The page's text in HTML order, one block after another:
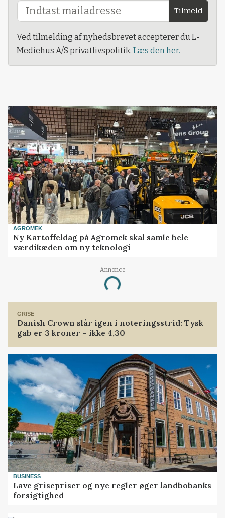
Tilmeld
Ved tilmelding af nyhedsbrevet accepterer du L-
Mediehus A/S privatlivspolitik. Læs den her.
AGROMEK
Ny Kartoffeldag på Agromek skal samle hele
værdikæden om ny teknologi
Annonce
Loading...
GRISE
Danish Crown slår igen i noteringsstrid: Tysk
gab er 3 kroner – ikke 4,30
BUSINESS
Lave grisepriser og nye regler øger landbobanks
forsigtighed